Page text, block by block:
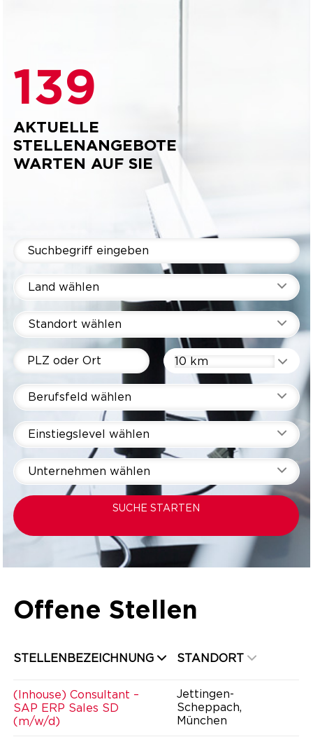
139
AKTUELLE
STELLENANGEBOTE
WARTEN AUF SIE
Land wählen
Standort wählen
10 km
Berufsfeld wählen
Einstiegslevel wählen
Unternehmen wählen
SUCHE STARTEN
Offene Stellen
STELLENBEZEICHNUNG STANDORT
(Inhouse) Consultant –
SAP ERP Sales SD
(m/w/d)
Jettingen-
Scheppach,
München